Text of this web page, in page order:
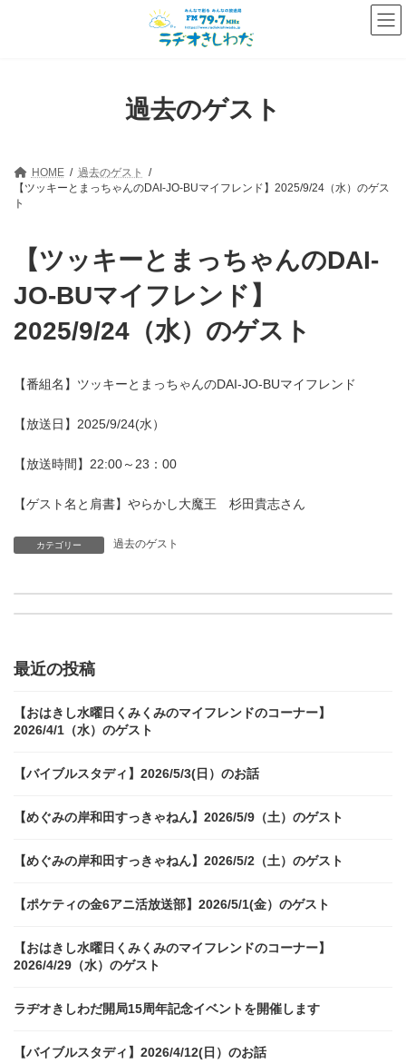
過去のゲスト
HOME
過去のゲスト
【ツッキーとまっちゃんのDAI-JO-BUマイフレンド】2025/9/24（水）のゲス
ト
【ツッキーとまっちゃんのDAI-
JO-BUマイフレンド】
2025/9/24（水）のゲスト
【番組名】ツッキーとまっちゃんのDAI-JO-BUマイフレンド
【放送日】2025/9/24(水）
【放送時間】22:00～23：00
【ゲスト名と肩書】やらかし大魔王 杉田貴志さん
カテゴリー 過去のゲスト
【ポケティの金6アニ活放送部】2025/9/26(金）のゲスト
最近の投稿
【おはきし水曜日くみくみのマイフレンドのコーナー】
2026/4/1（水）のゲスト
【バイブルスタディ】2026/5/3(日）のお話
【めぐみの岸和田すっきゃねん】2026/5/9（土）のゲスト
【めぐみの岸和田すっきゃねん】2026/5/2（土）のゲスト
【ポケティの金6アニ活放送部】2026/5/1(金）のゲスト
【おはきし水曜日くみくみのマイフレンドのコーナー】
2026/4/29（水）のゲスト
ラヂオきしわだ開局15周年記念イベントを開催します
【バイブルスタディ】2026/4/12(日）のお話